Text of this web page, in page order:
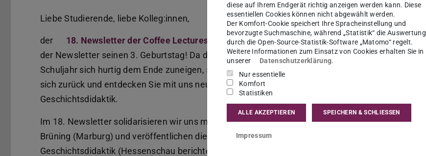
Liebe Studierende, liebe Kolleg:innen,
der 18. Newsletter der Coffee Lectures Geschichtsdidaktikist erschienen – damit feiert
der Newsletter seinen 3. Geburtstag! Da die Temperaturen steigen, das Semester und
Schuljahr sich hurtig dem Ende zuneigen, schnappen Sie sich ein kühles Getränk, lehnen Sie
sich zurück und entdecken Sie mit uns neue Impulse, Ideen und Perspektiven aus der Welt der
Geschichtsdidaktik.
Im 18. Newsletter solidarisieren wir uns mit der Geschichtsdidaktikerin Prof. Dr. Christina
Brüning (Marburg) und veröffentlichen die knappe Stellungnahme der Konferenz für
Geschichtsdidaktik (Hessenschau berichtete). Außerdem berichten wir von der 35. Coffee
diese auf Ihrem Endgerät richtig anzeigen werden kann. Diese
essentiellen Cookies können nicht abgewählt werden.
Der Komfort-Cookie speichert Ihre Spracheinstellung und
bevorzugte Suchmaschine, während „Statistik“ die Auswertung
durch die Open-Source-Statistik-Software „Matomo“ regelt.
Weitere Informationen zum Einsatz von Cookies erhalten Sie in
unserer
Datenschutzerklärung.
Nur essentielle
Komfort
Statistiken
ALLE AKZEPTIEREN SPEICHERN & SCHLIESSEN
Impressum